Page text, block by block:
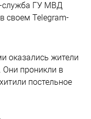
служба ГУ МВД
своем Telegram-
оказались жители
Они проникли в
постельное